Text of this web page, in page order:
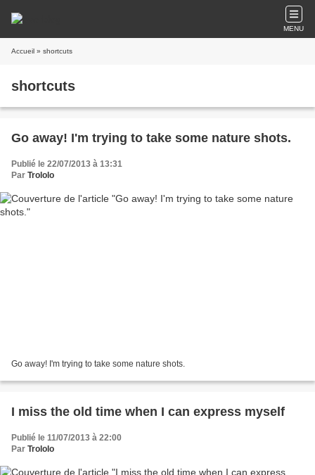
MENU
Accueil » shortcuts
shortcuts
Go away! I'm trying to take some nature shots.
Publié le 22/07/2013 à 13:31
Par Trololo
Go away! I'm trying to take some nature shots.
I miss the old time when I can express myself
Publié le 11/07/2013 à 22:00
Par Trololo